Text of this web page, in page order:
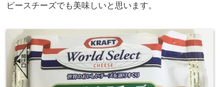
ピースチーズでも美味しいと思います。